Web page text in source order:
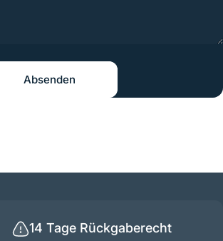
Nachricht
Absenden
14 Tage Rückgaberecht